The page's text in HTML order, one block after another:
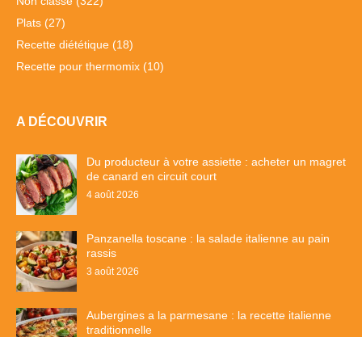
Plats (27)
Recette diététique (18)
Recette pour thermomix (10)
A DÉCOUVRIR
Du producteur à votre assiette : acheter un magret
de canard en circuit court
4 août 2026
Panzanella toscane : la salade italienne au pain
rassis
3 août 2026
Aubergines a la parmesane : la recette italienne
traditionnelle